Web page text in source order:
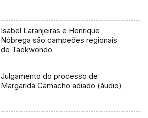
Isabel Laranjeiras e Henrique
Nóbrega são campeões regionais
de Taekwondo
Julgamento do processo de
Margarida Camacho adiado (áudio)